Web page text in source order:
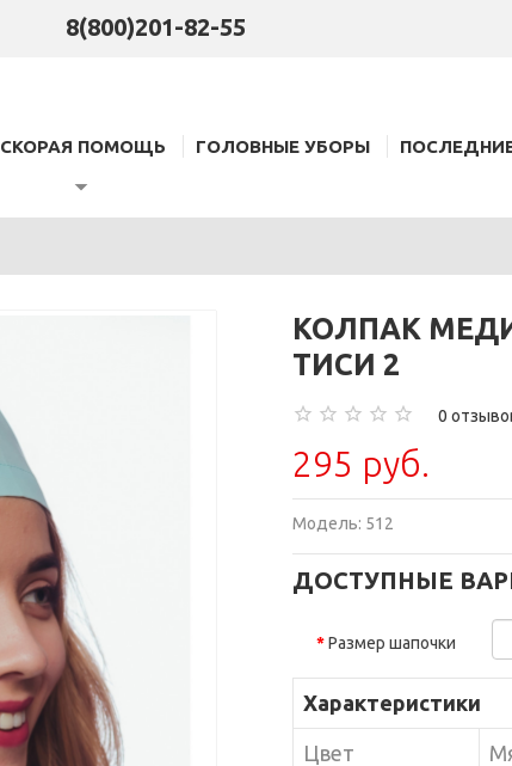
8(800)201-82-55
СКОРАЯ ПОМОЩЬ ГОЛОВНЫЕ УБОРЫ
КОЛПАК
ТИСИ 2
0
295 руб.
Модель: 512
ДОСТУПНЫЕ
Размер шапочки
Характеристики
Цвет